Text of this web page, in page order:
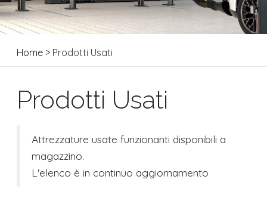
Home > Prodotti Usati
Prodotti Usati
Attrezzature usate funzionanti disponibili a
magazzino.
L'elenco è in continuo aggiornamento